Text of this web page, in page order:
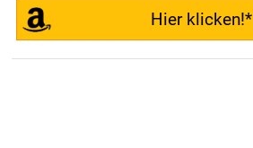
Hier klicken!*